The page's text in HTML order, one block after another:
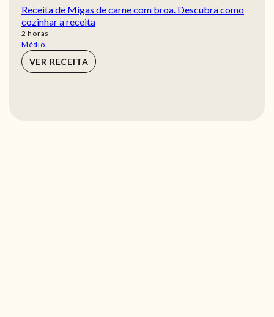
Receita de Migas de carne com broa. Descubra como
cozinhar a receita
2 horas
horas
Médio
VER RECEITA